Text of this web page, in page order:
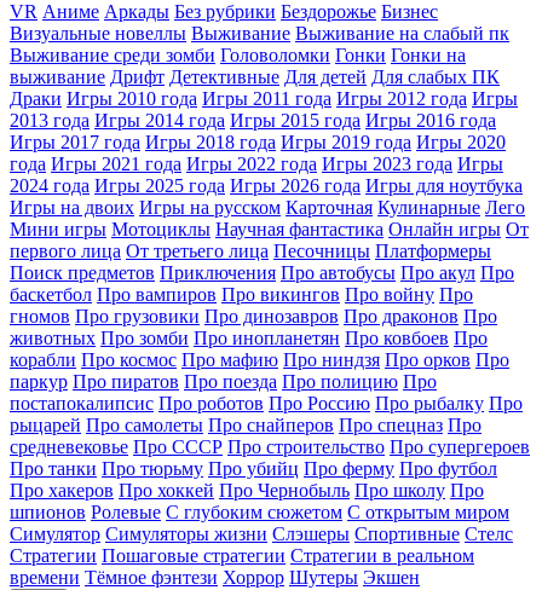
VR Аниме Аркады Без рубрики Бездорожье Бизнес
Визуальные новеллы Выживание Выживание на слабый пк
Выживание среди зомби Головоломки Гонки Гонки на
выживание Дрифт Детективные Для детей Для слабых ПК
Драки Игры 2010 года Игры 2011 года Игры 2012 года Игры
2013 года Игры 2014 года Игры 2015 года Игры 2016 года
Игры 2017 года Игры 2018 года Игры 2019 года Игры 2020
года Игры 2021 года Игры 2022 года Игры 2023 года Игры
2024 года Игры 2025 года Игры 2026 года Игры для ноутбука
Игры на двоих Игры на русском Карточная Кулинарные Лего
Мини игры Мотоциклы Научная фантастика Онлайн игры От
первого лица От третьего лица Песочницы Платформеры
Поиск предметов Приключения Про автобусы Про акул Про
баскетбол Про вампиров Про викингов Про войну Про
гномов Про грузовики Про динозавров Про драконов Про
животных Про зомби Про инопланетян Про ковбоев Про
корабли Про космос Про мафию Про ниндзя Про орков Про
паркур Про пиратов Про поезда Про полицию Про
постапокалипсис Про роботов Про Россию Про рыбалку Про
рыцарей Про самолеты Про снайперов Про спецназ Про
средневековье Про СССР Про строительство Про супергероев
Про танки Про тюрьму Про убийц Про ферму Про футбол
Про хакеров Про хоккей Про Чернобыль Про школу Про
шпионов Ролевые С глубоким сюжетом С открытым миром
Симулятор Симуляторы жизни Слэшеры Спортивные Стелс
Стратегии Пошаговые стратегии Стратегии в реальном
времени Тёмное фэнтези Хоррор Шутеры Экшен